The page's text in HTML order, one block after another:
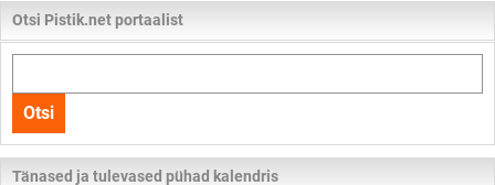
Otsi Pistik.net portaalist
kogu
lehelt
Otsi
Tänased ja tulevased pühad kalendris